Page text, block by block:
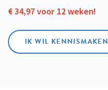
€ 34,97 voor 12 weken!
IK WIL KENNISMAKEN